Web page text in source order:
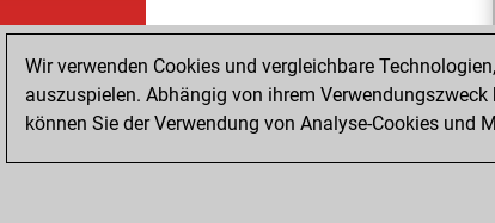
Wir verwenden Cookies und vergleichbare
auszuspielen. Abhängig von ihrem
können Sie der Verwendung von Analyse-Cookies und